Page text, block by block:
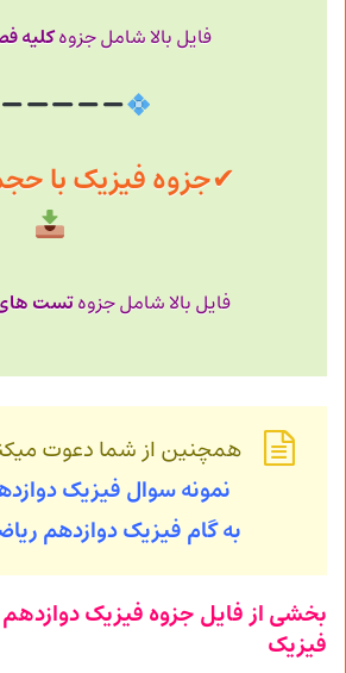
فایل بالا شامل جزوهکلیه
✔جزوه فیزیک با حجم 4
فایل بالا شامل جزوهتست
همچنین از شما دعوت
نمونه سوال فیزیک
به گام فیزیکدوازدهم
بخشی از فایل جزوه فیزیک
فیزیک